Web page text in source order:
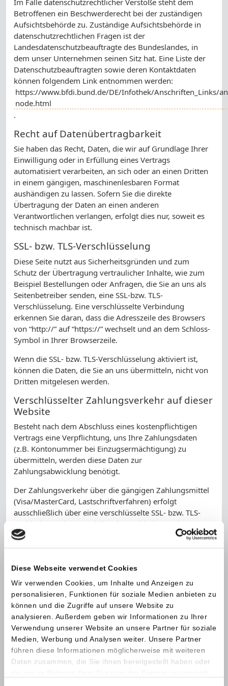
Diese Webseite verwendet Cookies
Wir verwenden Cookies, um Inhalte und Anzeigen zu
personalisieren, Funktionen für soziale Medien anbieten zu
können und die Zugriffe auf unsere Website zu
analysieren. Außerdem geben wir Informationen zu Ihrer
Verwendung unserer Website an unsere Partner für soziale
Medien, Werbung und Analysen weiter. Unsere Partner
führen diese Informationen möglicherweise mit weiteren
Daten zusammen, die Sie ihnen bereitgestellt haben oder
Betroffenen ein Beschwerderecht bei der zuständigen
Aufsichtsbehörde zu. Zuständige Aufsichtsbehörde in
datenschutzrechtlichen Fragen ist der
Landesdatenschutzbeauftragte des Bundeslandes, in
dem unser Unternehmen seinen Sitz hat. Eine Liste der
Datenschutzbeauftragten sowie deren Kontaktdaten
können folgendem Link entnommen werden:
https://www.bfdi.bund.de/DE/Infothek/Anschriften_Links/
node.html
.
Recht auf Datenübertragbarkeit
Sie haben das Recht, Daten, die wir auf Grundlage Ihrer
Einwilligung oder in Erfüllung eines Vertrags
automatisiert verarbeiten, an sich oder an einen Dritten
in einem gängigen, maschinenlesbaren Format
aushändigen zu lassen. Sofern Sie die direkte
Übertragung der Daten an einen anderen
Verantwortlichen verlangen, erfolgt dies nur, soweit es
technisch machbar ist.
SSL- bzw. TLS-Verschlüsselung
Diese Seite nutzt aus Sicherheitsgründen und zum
Schutz der Übertragung vertraulicher Inhalte, wie zum
Beispiel Bestellungen oder Anfragen, die Sie an uns als
Seitenbetreiber senden, eine SSL-bzw. TLS-
Verschlüsselung. Eine verschlüsselte Verbindung
erkennen Sie daran, dass die Adresszeile des Browsers
von “http://” auf “https://” wechselt und an dem Schloss-
Symbol in Ihrer Browserzeile.
Wenn die SSL- bzw. TLS-Verschlüsselung aktiviert ist,
können die Daten, die Sie an uns übermitteln, nicht von
Dritten mitgelesen werden.
Verschlüsselter Zahlungsverkehr auf dieser
Website
Besteht nach dem Abschluss eines kostenpflichtigen
Vertrags eine Verpflichtung, uns Ihre Zahlungsdaten
(z.B. Kontonummer bei Einzugsermächtigung) zu
übermitteln, werden diese Daten zur
Zahlungsabwicklung benötigt.
Der Zahlungsverkehr über die gängigen Zahlungsmittel
(Visa/MasterCard, Lastschriftverfahren) erfolgt
ausschließlich über eine verschlüsselte SSL- bzw. TLS-
Verbindung. Eine verschlüsselte Verbindung erkennen
Sie daran, dass die Adresszeile des Browsers von
"http://" auf "https://" wechselt und an dem Schloss-
Zahlungsdaten, die Sie an uns übermitteln, nicht von
Dritten mitgelesen werden.
Auskunft, Sperrung, Löschung
Sie haben im Rahmen der geltenden gesetzlichen
Bestimmungen jederzeit das Recht auf unentgeltliche
Auskunft über Ihre gespeicherten personenbezogenen
Daten, deren Herkunft und Empfänger und den Zweck